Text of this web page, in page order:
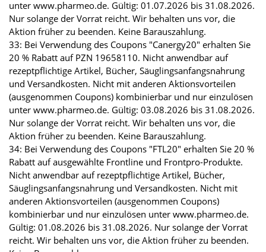
unter www.pharmeo.de. Gültig: 01.07.2026 bis 31.08.2026.
Nur solange der Vorrat reicht. Wir behalten uns vor, die
Aktion früher zu beenden. Keine Barauszahlung.
33: Bei Verwendung des Coupons "Canergy20" erhalten Sie
20 % Rabatt auf PZN 19658110. Nicht anwendbar auf
rezeptpflichtige Artikel, Bücher, Säuglingsanfangsnahrung
und Versandkosten. Nicht mit anderen Aktionsvorteilen
(ausgenommen Coupons) kombinierbar und nur einzulösen
unter www.pharmeo.de. Gültig: 03.08.2026 bis 31.08.2026.
Nur solange der Vorrat reicht. Wir behalten uns vor, die
Aktion früher zu beenden. Keine Barauszahlung.
34: Bei Verwendung des Coupons "FTL20" erhalten Sie 20 %
Rabatt auf ausgewählte Frontline und Frontpro-Produkte.
Nicht anwendbar auf rezeptpflichtige Artikel, Bücher,
Säuglingsanfangsnahrung und Versandkosten. Nicht mit
anderen Aktionsvorteilen (ausgenommen Coupons)
kombinierbar und nur einzulösen unter www.pharmeo.de.
Gültig: 01.08.2026 bis 31.08.2026. Nur solange der Vorrat
reicht. Wir behalten uns vor, die Aktion früher zu beenden.